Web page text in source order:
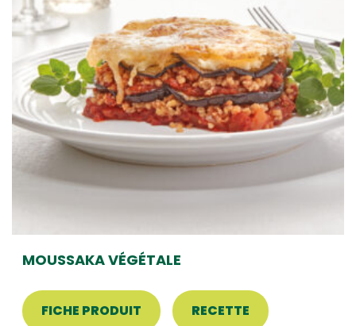
MOUSSAKA VÉGÉTALE
FICHE PRODUIT RECETTE